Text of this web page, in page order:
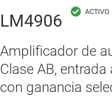
LM4906
Amplificador de
Clase AB,
con ganancia